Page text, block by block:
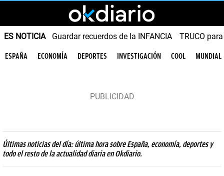
ES NOTICIA Guardar recuerdos de la INFANCIA TRUCO
ESPAÑA ECONOMÍA DEPORTES INVESTIGACIÓN COOL MUNDIAL
Últimas noticias del día: última hora sobre España, economía, deportes y
todo el resto de la actualidad diaria en Okdiario.